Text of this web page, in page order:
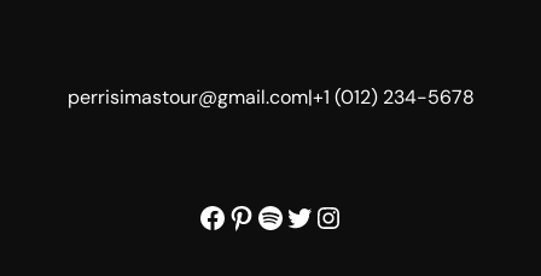
perrisimastour@gmail.com|+1 (012) 234-5678
Facebook
Pinterest
Spotify
Twitter
Instagram